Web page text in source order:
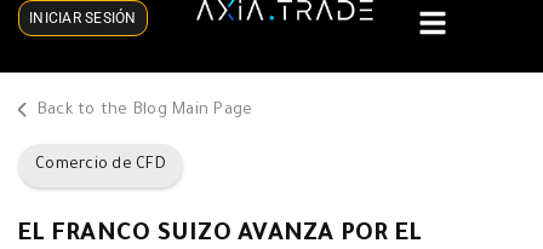
INICIAR SESIÓN
Back to the Blog Main Page
Comercio de CFD
EL FRANCO SUIZO AVANZA POR EL